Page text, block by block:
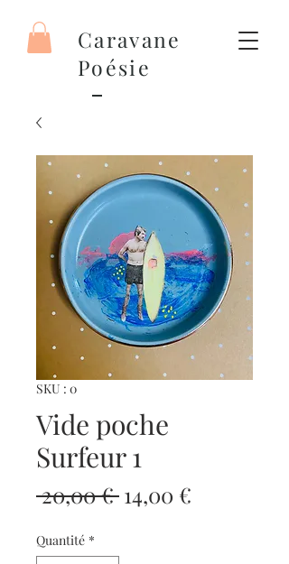
Caravane
Poésie
SKU : 0
Vide poche
Surfeur 1
20,00 € Prix
14,00 €
Quantité *